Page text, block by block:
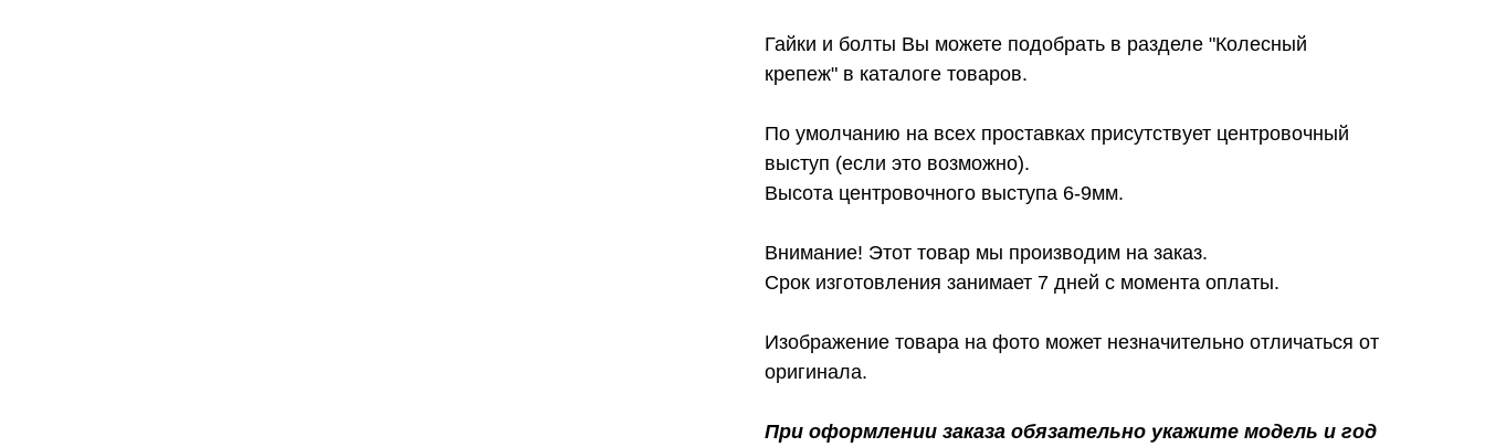
Гайки и болты Вы можете подобрать в разделе "Колесный
крепеж" в каталоге товаров.
По умолчанию на всех проставках присутствует центровочный
выступ (если это возможно).
Высота центровочного выступа 6-9мм.
Внимание! Этот товар мы производим на заказ.
Срок изготовления занимает 7 дней с момента оплаты.
Изображение товара на фото может незначительно отличаться от
оригинала.
При оформлении заказа обязательно укажите модель и год